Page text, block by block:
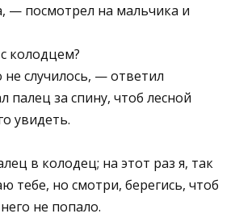
— посмотрел на мальчика и
колодцем?
случилось, — ответил
палец за спину, чтоб лесной
увидеть.
в колодец; на этот раз я, так
тебе, но смотри, берегись, чтоб
не попало.